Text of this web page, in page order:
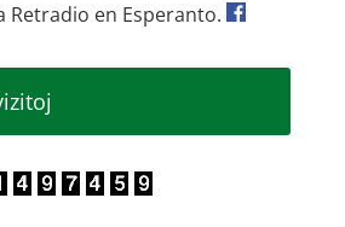
Retradio en Esperanto.